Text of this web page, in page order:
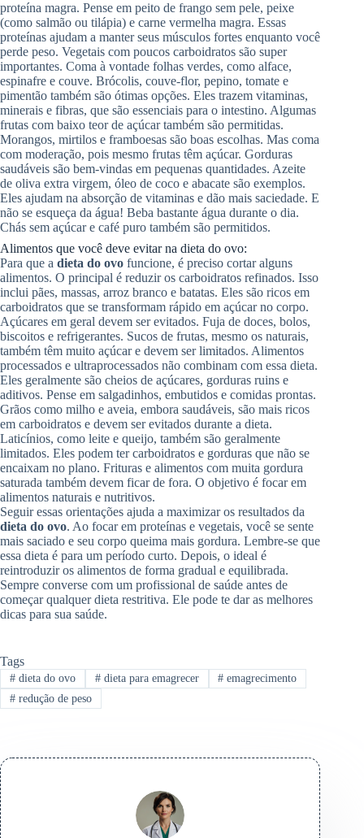
proteína magra. Pense em peito de frango sem pele, peixe
(como salmão ou tilápia) e carne vermelha magra. Essas
proteínas ajudam a manter seus músculos fortes enquanto você
perde peso. Vegetais com poucos carboidratos são super
importantes. Coma à vontade folhas verdes, como alface,
espinafre e couve. Brócolis, couve-flor, pepino, tomate e
pimentão também são ótimas opções. Eles trazem vitaminas,
minerais e fibras, que são essenciais para o intestino. Algumas
frutas com baixo teor de açúcar também são permitidas.
Morangos, mirtilos e framboesas são boas escolhas. Mas coma
com moderação, pois mesmo frutas têm açúcar. Gorduras
saudáveis são bem-vindas em pequenas quantidades. Azeite
de oliva extra virgem, óleo de coco e abacate são exemplos.
Eles ajudam na absorção de vitaminas e dão mais saciedade. E
não se esqueça da água! Beba bastante água durante o dia.
Chás sem açúcar e café puro também são permitidos.
Alimentos que você deve evitar na dieta do ovo:
Para que a dieta do ovo funcione, é preciso cortar alguns
alimentos. O principal é reduzir os carboidratos refinados. Isso
inclui pães, massas, arroz branco e batatas. Eles são ricos em
carboidratos que se transformam rápido em açúcar no corpo.
Açúcares em geral devem ser evitados. Fuja de doces, bolos,
biscoitos e refrigerantes. Sucos de frutas, mesmo os naturais,
também têm muito açúcar e devem ser limitados. Alimentos
processados e ultraprocessados não combinam com essa dieta.
Eles geralmente são cheios de açúcares, gorduras ruins e
aditivos. Pense em salgadinhos, embutidos e comidas prontas.
Grãos como milho e aveia, embora saudáveis, são mais ricos
em carboidratos e devem ser evitados durante a dieta.
Laticínios, como leite e queijo, também são geralmente
limitados. Eles podem ter carboidratos e gorduras que não se
encaixam no plano. Frituras e alimentos com muita gordura
saturada também devem ficar de fora. O objetivo é focar em
alimentos naturais e nutritivos.
Seguir essas orientações ajuda a maximizar os resultados da
dieta do ovo. Ao focar em proteínas e vegetais, você se sente
mais saciado e seu corpo queima mais gordura. Lembre-se que
essa dieta é para um período curto. Depois, o ideal é
reintroduzir os alimentos de forma gradual e equilibrada.
Sempre converse com um profissional de saúde antes de
começar qualquer dieta restritiva. Ele pode te dar as melhores
dicas para sua saúde.
Tags
#dieta do ovo #dieta para emagrecer # emagrecimento
#redução de peso